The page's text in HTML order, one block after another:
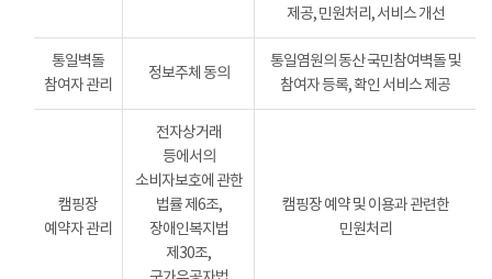
제공, 민원처리, 서비스 개선
통일벽돌
참여자 관리
정보주체 동의
통일염원의 동산 국민참여벽돌 및
참여자 등록, 확인 서비스 제공
캠핑장
예약자 관리
전자상거래
등에서의
소비자보호에 관한
법률 제6조,
장애인복지법
제30조,
캠핑장 예약 및 이용과 관련한
민원처리